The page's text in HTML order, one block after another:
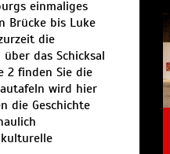
einmaliges
Brücke bis Luke
die
das Schicksal
2 finden Sie die
wird hier
die Geschichte